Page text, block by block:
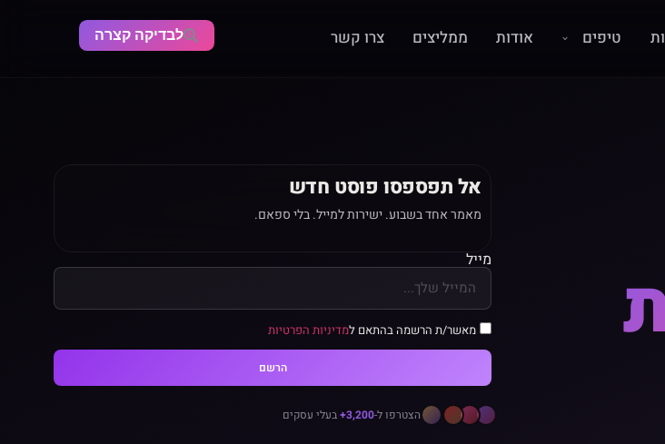
טיפים אודות ממליצים צרו קשר לבדיקה קצרה
אל תפספסו פוסט חדש
מאמר אחד בשבוע. ישירות למייל. בלי ספאם.
מייל
מאשר/ת הרשמה בהתאם למדיניות הפרטיות
הרשם
הצטרפו ל-3,200+ בעלי עסקים